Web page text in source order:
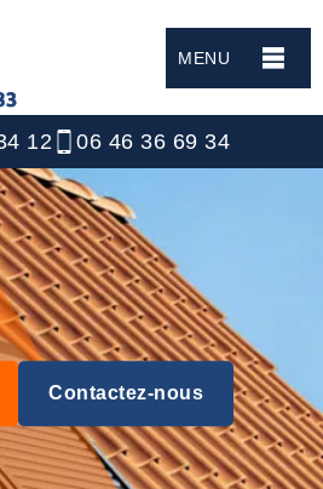
MENU
12 06 46 36 69 34
Contactez-nous